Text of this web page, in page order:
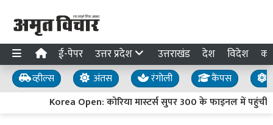
ई-पेपर उत्तर प्रदेश उत्तराखंड देश विदेश
व्हील्स अंतस रंगोली कैंपस
Korea Open: कोरिया मास्टर्स सुपर 300 के फाइनल में पहुंचीं